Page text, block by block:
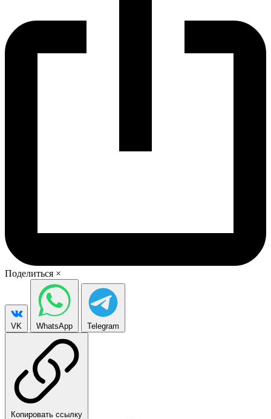
Поделиться ×
VK WhatsApp Telegram
Копировать ссылку